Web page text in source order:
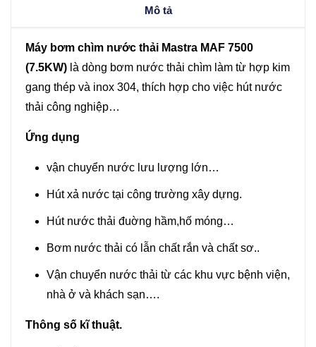
lượng
Mô tả
Máy bơm chìm nước thải Mastra MAF 7500
(7.5KW) là dòng bơm nước thải chìm làm từ hợp kim
gang thép và inox 304, thích hợp cho việc hút nước
thải công nghiệp…
Ứng dụng
vận chuyển nước lưu lượng lớn…
Hút xả nước tại công trường xây dựng.
Hút nước thải đuờng hầm,hố móng…
Bơm nước thải có lẫn chất rắn và chất sơ..
Vận chuyển nước thải từ các khu vực bệnh viện,
nhà ở và khách sạn….
Thông số kĩ thuật.